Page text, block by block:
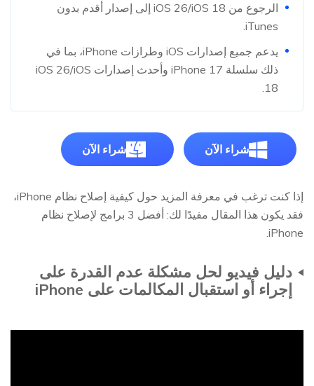
الرجوع من iOS 26/iOS 18 إلى إصدار أقدم بدون
iTunes.
يدعم جميع إصدارات iOS وطرازات iPhone، بما في
ذلك سلسلة iPhone 17 وأحدث إصدارات iOS 26/iOS
18.
شراء الآن شراء الآن
إذا كنت ترغب في معرفة المزيد حول كيفية إصلاح نظام iPhone،
فقد يكون هذا المقال مفيدًا لك: أفضل 3 برامج لإصلاح نظام
iPhone.
دليل فيديو لحل مشكلة عدم القدرة على
إجراء أو استقبال المكالمات على iPhone